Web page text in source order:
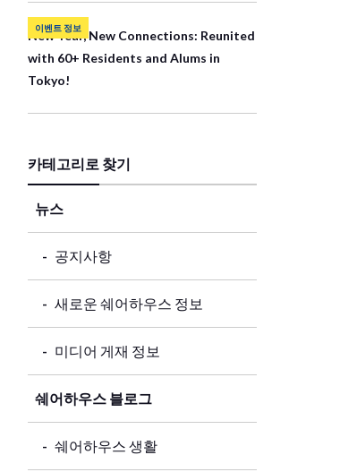
이벤트 정보
New Year, New Connections: Reunited
with 60+ Residents and Alums in
Tokyo!
카테고리로 찾기
뉴스
공지사항
새로운 쉐어하우스 정보
미디어 게재 정보
쉐어하우스 블로그
쉐어하우스 생활